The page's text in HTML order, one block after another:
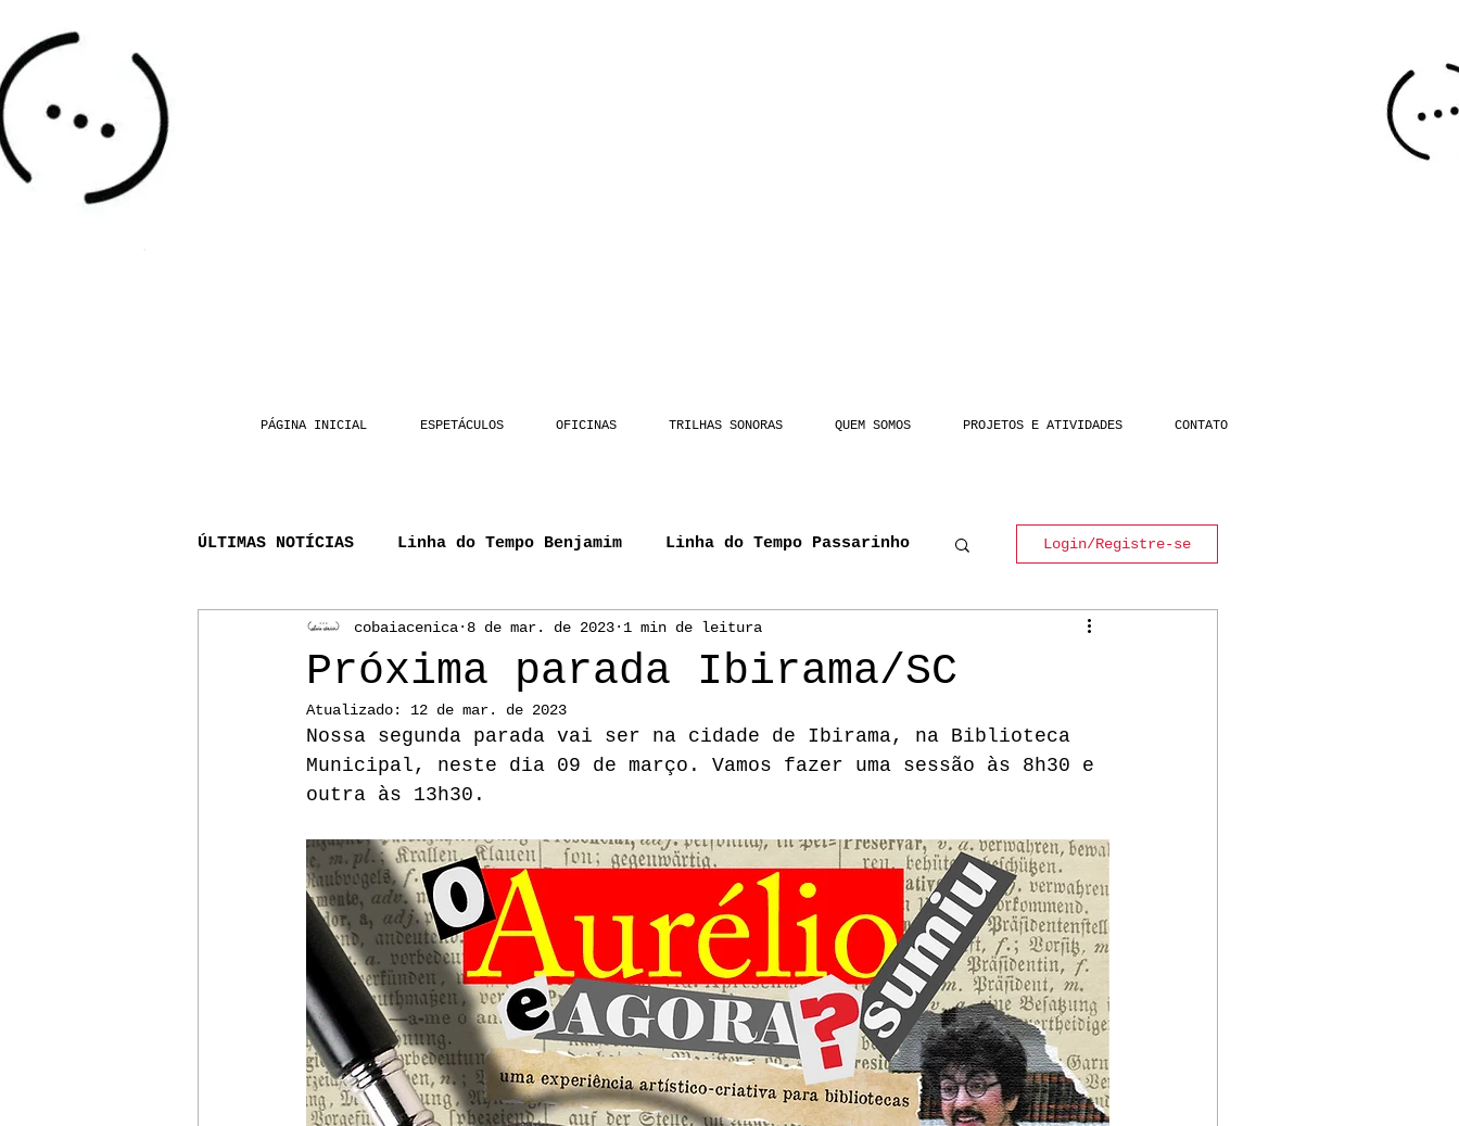
PÁGINA INICIAL ESPETÁCULOS OFICINAS TRILHAS SONORAS QUEM SOMOS PROJETOS E ATIVIDADES CONTATO
ÚLTIMAS NOTÍCIAS Linha do Tempo Benjamim Linha do Tempo Passarinho
Acompanhamento_processo_roma Eu Visito Tua Presença
A Lenda do Rio Bernunça Miguel, o Cavalivreiro
Pinheiro Aurélio PIC Miguel
Lendas Sinistras de Alhures do Sul
Login/Registre-se
Próxima parada Ibirama/SC
cobaiacenica 8 de mar. de 2023 1 min de leitura
Atualizado: 12 de mar. de 2023
Nossa segunda parada vai ser na cidade de Ibirama, na Biblioteca
Municipal, neste dia 09 de março. Vamos fazer uma sessão às 8h30 e
outra às 13h30.